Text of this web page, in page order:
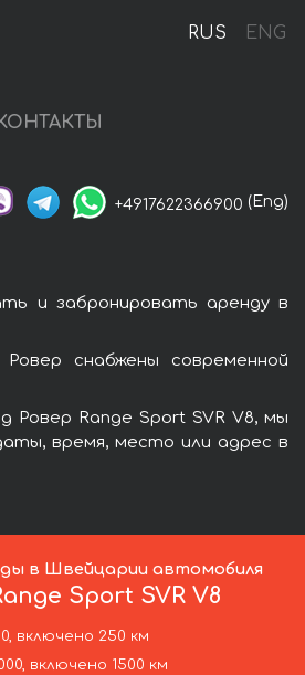
RUS ENG
+4917622366900 (Eng)
и забронировать аренду в
снабжены современной
Range Sport SVR V8, мы
время, место или адрес в
в Швейцарии автомобиля
Sport SVR V8
включено 250 км
включено 1500 км